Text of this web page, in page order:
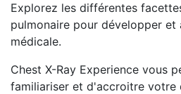
Explorez les différentes
pulmonaire pour développer
médicale.
Chest X-Ray Experience vous
familiariser et d'accroitre votre